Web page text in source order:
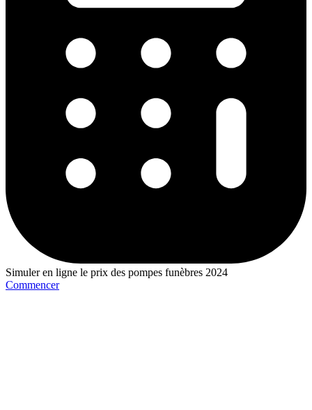
Simuler en ligne le prix des pompes funèbres 2024
Commencer